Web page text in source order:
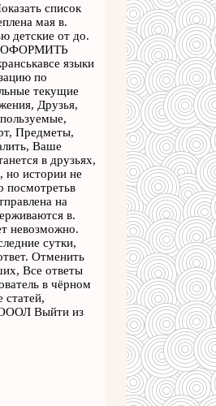
список
мая в.
детские от до.
ОФОРМИТЬ
языки
по
текущие
Друзья,
Предметы,
Ваше
в друзьях,
но истории не
посмотретьв
на
в.
невозможно.
сутки,
Отменить
Все ответы
в чёрном
статей,
Выйти из